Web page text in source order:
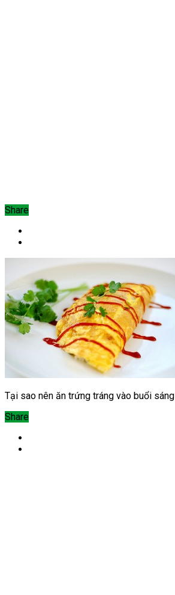
Share
Tại sao nên ăn trứng tráng vào buổi sáng
Share